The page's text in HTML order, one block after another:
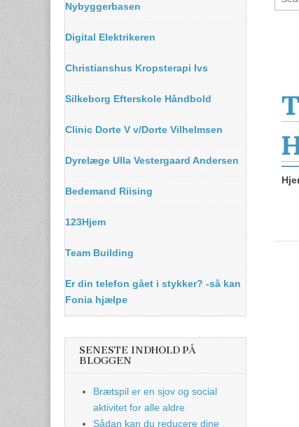
Nybyggerbasen
Digital Elektrikeren
Christianshus Kropsterapi Ivs
Silkeborg Efterskole Håndbold
Clinic Dorte V v/Dorte Vilhelmsen
Dyrelæge Ulla Vestergaard Andersen
Bedemand Riising
123Hjem
Team Building
Er din telefon gået i stykker? -så kan
Fonia hjælpe
SENESTE INDHOLD PÅ
BLOGGEN
Brætspil er en sjov og social
aktivitet for alle aldre
Sådan kan du reducere dine